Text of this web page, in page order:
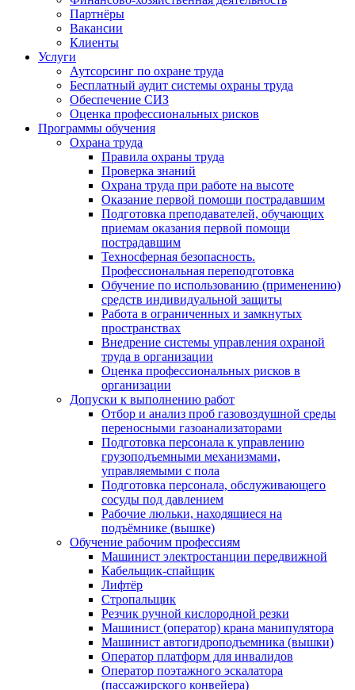
Партнёры
Вакансии
Клиенты
Услуги
Аутсорсинг по охране труда
Бесплатный аудит системы охраны труда
Обеспечение СИЗ
Оценка профессиональных рисков
Программы обучения
Охрана труда
Правила охраны труда
Проверка знаний
Охрана труда при работе на высоте
Оказание первой помощи пострадавшим
Подготовка преподавателей, обучающих
приемам оказания первой помощи
пострадавшим
Техносферная безопасность.
Профессиональная переподготовка
Обучение по использованию (применению)
средств индивидуальной защиты
Работа в ограниченных и замкнутых
пространствах
Внедрение системы управления охраной
труда в организации
Оценка профессиональных рисков в
организации
Допуски к выполнению работ
Отбор и анализ проб газовоздушной среды
переносными газоанализаторами
Подготовка персонала к управлению
грузоподъемными механизмами,
управляемыми с пола
Подготовка персонала, обслуживающего
сосуды под давлением
Рабочие люльки, находящиеся на
подъёмнике (вышке)
Обучение рабочим профессиям
Машинист электростанции передвижной
Кабельщик-спайщик
Лифтёр
Стропальщик
Резчик ручной кислородной резки
Машинист (оператор) крана манипулятора
Машинист автогидроподъемника (вышки)
Оператор платформ для инвалидов
Оператор поэтажного эскалатора
(пассажирского конвейера)